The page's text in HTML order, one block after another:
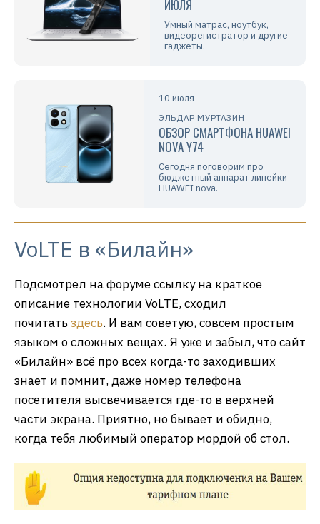
ИЮЛЯ
Умный матрас, ноутбук,
видеорегистратор и другие
гаджеты.
10 июля
ЭЛЬДАР МУРТАЗИН
ОБЗОР СМАРТФОНА HUAWEI
NOVA Y74
Сегодня поговорим про
бюджетный аппарат линейки
HUAWEI nova.
VoLTE в «Билайн»
Подсмотрел на форуме ссылку на краткое
описание технологии VoLTE, сходил
почитать здесь. И вам советую, совсем простым
языком о сложных вещах. Я уже и забыл, что сайт
«Билайн» всё про всех когда-то заходивших
знает и помнит, даже номер телефона
посетителя высвечивается где-то в верхней
части экрана. Приятно, но бывает и обидно,
когда тебя любимый оператор мордой об стол.